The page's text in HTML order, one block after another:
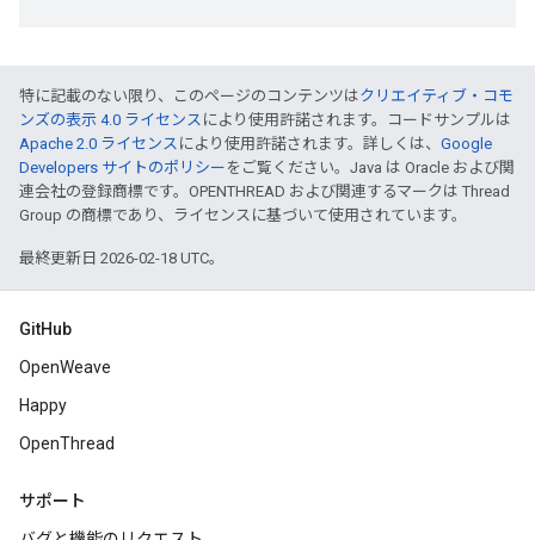
特に記載のない限り、このページのコンテンツはクリエイティブ・コモ
ンズの表示 4.0 ライセンス により使用許諾されます。コードサンプルは
Apache 2.0 ライセンス により使用許諾されます。詳しくは、 Google
Developers サイトのポリシー をご覧ください。Java は Oracle および関
連会社の登録商標です。OPENTHREAD および関連するマークは Thread
Group の商標であり、ライセンスに基づいて使用されています。
最終更新日 2026-02-18 UTC。
GitHub
OpenWeave
Happy
OpenThread
サポート